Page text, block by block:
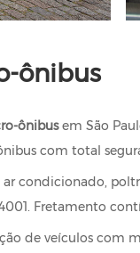
ônibus
ônibusem São
com total
condicionado,
Fretamento
de veículos com